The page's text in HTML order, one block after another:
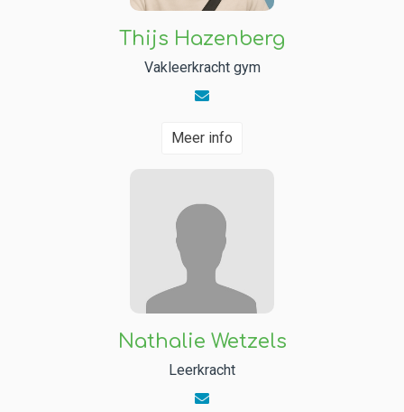
Thijs Hazenberg
Vakleerkracht gym
Meer info
Nathalie Wetzels
Leerkracht